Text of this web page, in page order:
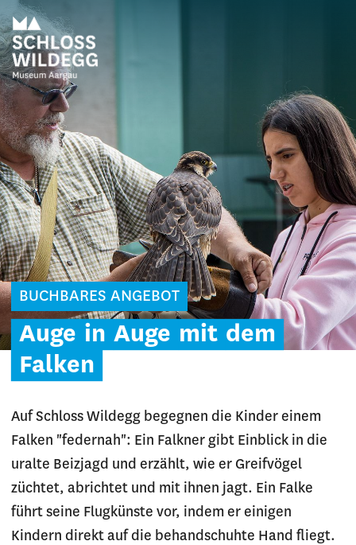
BUCHBARES ANGEBOT
Auge in Auge mit dem
Falken
Auf Schloss Wildegg begegnen die Kinder einem
Falken "federnah": Ein Falkner gibt Einblick in die
uralte Beizjagd und erzählt, wie er Greifvögel
züchtet, abrichtet und mit ihnen jagt. Ein Falke
führt seine Flugkünste vor, indem er einigen
Kindern direkt auf die behandschuhte Hand fliegt.